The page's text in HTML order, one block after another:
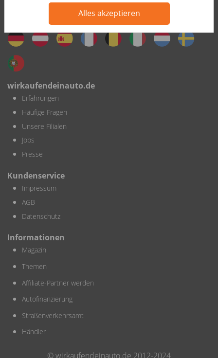
Alles akzeptieren
wirkaufendeinauto international
wirkaufendeinauto.de
Erfahrungen
Häufige Fragen
Unsere Filialen
Jobs
Presse
Kundenservice
Impressum
AGB
Datenschutz
Informationen
Magazin
Themen
Affiliate-Partner werden
Autofinanzierung
Straßenverkehrsamt
Händler
© wirkaufendeinauto.de 2012-2024